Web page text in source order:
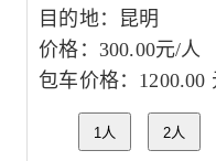
目的地：昆明
价格：300.00元/人
包车价格：1200.00
1人 2人